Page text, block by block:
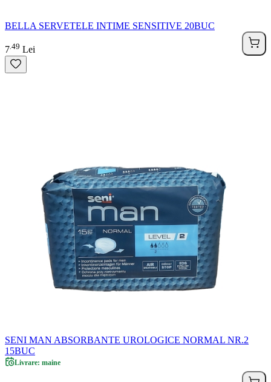
BELLA SERVETELE INTIME SENSITIVE 20BUC
7 49 Lei
SENI MAN ABSORBANTE UROLOGICE NORMAL NR.2
15BUC
Livrare: maine